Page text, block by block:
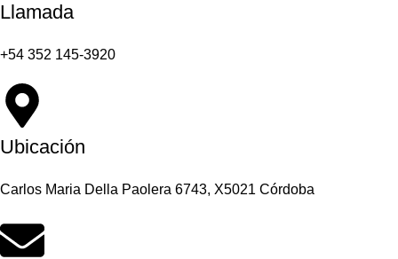
Llamada
+54 352 145-3920
Ubicación
Carlos Maria Della Paolera 6743, X5021 Córdoba